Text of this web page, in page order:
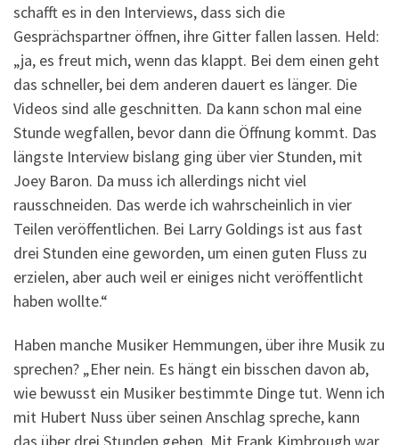
schafft es in den Interviews, dass sich die
Gesprächspartner öffnen, ihre Gitter fallen lassen. Held:
„ja, es freut mich, wenn das klappt. Bei dem einen geht
das schneller, bei dem anderen dauert es länger. Die
Videos sind alle geschnitten. Da kann schon mal eine
Stunde wegfallen, bevor dann die Öffnung kommt. Das
längste Interview bislang ging über vier Stunden, mit
Joey Baron. Da muss ich allerdings nicht viel
rausschneiden. Das werde ich wahrscheinlich in vier
Teilen veröffentlichen. Bei Larry Goldings ist aus fast
drei Stunden eine geworden, um einen guten Fluss zu
erzielen, aber auch weil er einiges nicht veröffentlicht
haben wollte.“
Haben manche Musiker Hemmungen, über ihre Musik zu
sprechen? „Eher nein. Es hängt ein bisschen davon ab,
wie bewusst ein Musiker bestimmte Dinge tut. Wenn ich
mit Hubert Nuss über seinen Anschlag spreche, kann